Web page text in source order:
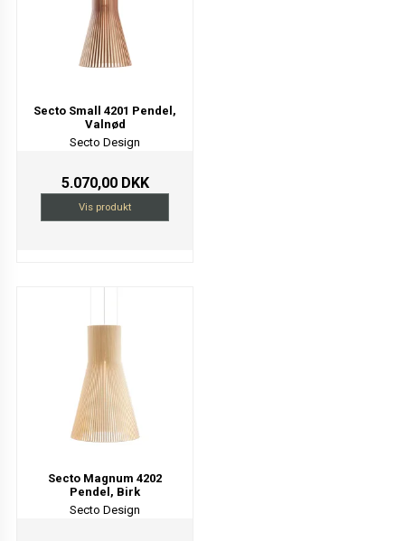
Secto Small 4201 Pendel,
Valnød
Secto Design
5.070,00 DKK
Vis produkt
Secto Magnum 4202
Pendel, Birk
Secto Design